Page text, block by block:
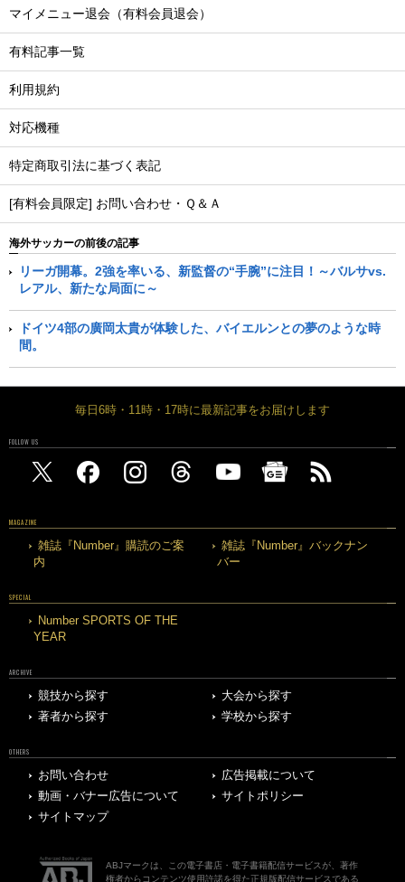
マイメニュー退会（有料会員退会）
有料記事一覧
利用規約
対応機種
特定商取引法に基づく表記
[有料会員限定] お問い合わせ・Ｑ＆Ａ
海外サッカーの前後の記事
リーガ開幕。2強を率いる、新監督の“手腕”に注目！～バルサvs.
レアル、新たな局面に～
ドイツ4部の廣岡太貴が体験した、バイエルンとの夢のような時
間。
毎日6時・11時・17時に最新記事をお届けします
FOLLOW US
MAGAZINE
雑誌『Number』購読のご案
内
雑誌『Number』バックナン
バー
SPECIAL
Number SPORTS OF THE
YEAR
ARCHIVE
競技から探す
大会から探す
著者から探す
学校から探す
OTHERS
お問い合わせ
広告掲載について
動画・バナー広告について
サイトポリシー
サイトマップ
ABJマークは、この電子書店・電子書籍配信サービスが、著作
権者からコンテンツ使用許諾を得た正規版配信サービスである